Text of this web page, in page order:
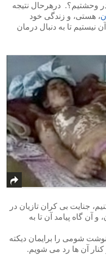
وحشتیم؟. درهرحال نتیجه
، هستی، و زندگی خود
تا به دنبال درمان
جنایت بی کران تازیان در
آن گاه پیامد آن تا به
شومی را برایمان دیکته
کنار آن ها رد می شویم.